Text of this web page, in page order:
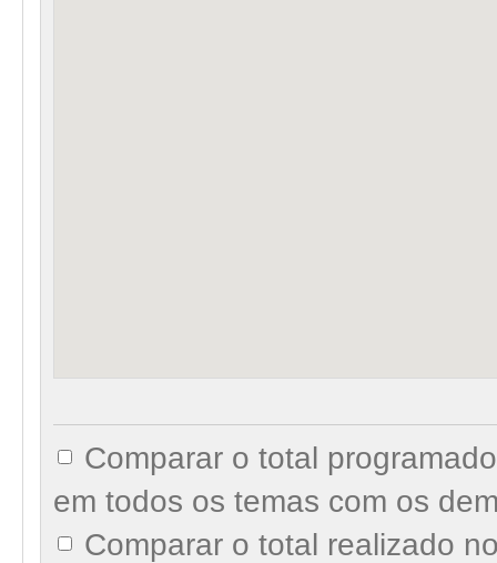
Comparar o total
em todos os temas com os
Comparar o total realizado